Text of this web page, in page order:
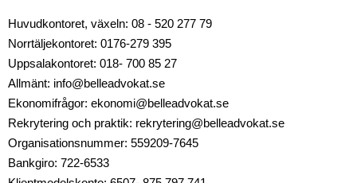
Huvudkontoret, växeln: 08 - 520 277 79
Norrtäljekontoret: 0176-279 395
Uppsalakontoret: 018- 700 85 27
Allmänt: info@belleadvokat.se
Ekonomifrågor: ekonomi@belleadvokat.se
Rekrytering och praktik: rekrytering@belleadvokat.se
Organisationsnummer: 559209-7645
Bankgiro: 722-6533